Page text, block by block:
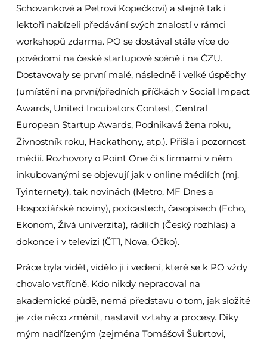
Schovankové a Petrovi Kopečkovi) a stejně tak i
lektoři nabízeli předávání svých znalostí v rámci
workshopů zdarma. PO se dostával stále více do
povědomí na české startupové scéně i na ČZU.
Dostavovaly se první malé, následně i velké úspěchy
(umístění na první/předních příčkách v Social Impact
Awards, United Incubators Contest, Central
European Startup Awards, Podnikavá žena roku,
Živnostník roku, Hackathony, atp.). Přišla i pozornost
médií. Rozhovory o Point One či s firmami v něm
inkubovanými se objevují jak v online médiích (mj.
Tyinternety), tak novinách (Metro, MF Dnes a
Hospodářské noviny), podcastech, časopisech (Echo,
Ekonom, Živá univerzita), rádiích (Český rozhlas) a
dokonce i v televizi (ČT1, Nova, Óčko).
Práce byla vidět, vidělo ji i vedení, které se k PO vždy
chovalo vstřícně. Kdo nikdy nepracoval na
akademické půdě, nemá představu o tom, jak složité
je zde něco změnit, nastavit vztahy a procesy. Díky
mým nadřízeným (zejména Tomášovi Šubrtovi,